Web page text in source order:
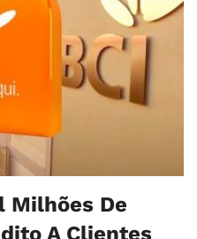
Milhões De
A Clientes